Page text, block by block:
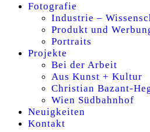
Fotografie
Industrie –
Produkt und
Portraits
Projekte
Bei der Arbeit
Aus Kunst + Kultur
Christian Bazant-
Wien Südbahnhof
Neuigkeiten
Kontakt